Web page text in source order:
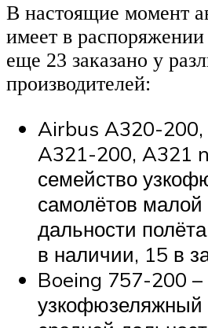
В настоящие момент
имеет в распоряжении
еще 23 заказано у
производителей:
Airbus A320-200,
A321-200, A321
семейство
самолётов малой
дальности
в наличии, 15 в
Boeing 757-200 –
узкофюзеляжный